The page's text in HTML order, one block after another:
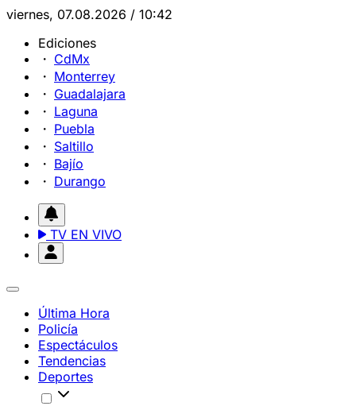
viernes, 07.08.2026 / 10:42
Ediciones
CdMx
Monterrey
Guadalajara
Laguna
Puebla
Saltillo
Bajío
Durango
TV EN VIVO
Última Hora
Policía
Espectáculos
Tendencias
Deportes